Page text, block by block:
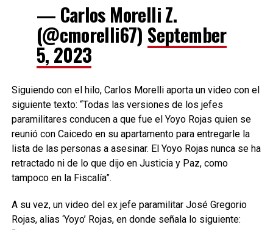
— Carlos Morelli Z.
(@cmorelli67) September
5, 2023
Siguiendo con el hilo, Carlos Morelli aporta un video con el
siguiente texto: “Todas las versiones de los jefes
paramilitares conducen a que fue el Yoyo Rojas quien se
reunió con Caicedo en su apartamento para entregarle la
lista de las personas a asesinar. El Yoyo Rojas nunca se ha
retractado ni de lo que dijo en Justicia y Paz, como
tampoco en la Fiscalía”.
A su vez, un video del ex jefe paramilitar José Gregorio
Rojas, alias ‘Yoyo’ Rojas, en donde señala lo siguiente: